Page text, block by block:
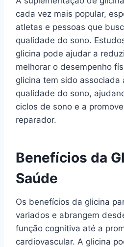
cada vez mais popular,
atletas e pessoas que
qualidade do sono.
glicina pode ajudar a
melhorar o desempenho
glicina tem sido associada
qualidade do sono,
ciclos de sono e a
reparador.
Benefícios da
Saúde
Os benefícios da glicina
variados e abrangem
função cognitiva até a
cardiovascular. A glicina